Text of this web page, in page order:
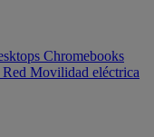
Chromebooks
Red Movilidad eléctrica